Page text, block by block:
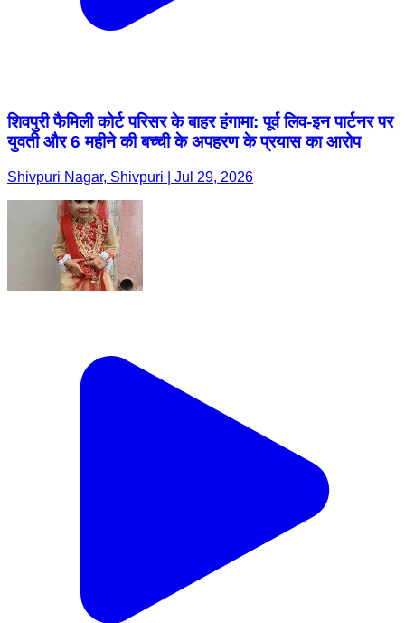
शिवपुरी फैमिली कोर्ट परिसर के बाहर हंगामा: पूर्व लिव-इन पार्टनर पर
युवती और 6 महीने की बच्ची के अपहरण के प्रयास का आरोप
Shivpuri Nagar, Shivpuri | Jul 29, 2026